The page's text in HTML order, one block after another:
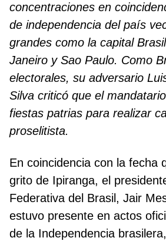
concentraciones en
de independencia del país
grandes como la capital
Janeiro y Sao Paulo. Como
electorales, su adversario
Silva criticó que el
fiestas patrias para realizar
proselitista.
En coincidencia con la fecha
grito de Ipiranga, el
Federativa del Brasil, Jair
estuvo presente en actos
de la Independencia